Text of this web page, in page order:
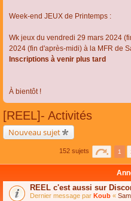
Week-end JEUX de Printemps :
Wk jeux du vendredi 29 mars 2024
2024 (fin d'après-midi) à la MFR de
Inscriptions à venir plus tard
À bientôt !
[REEL]- Activités
Nouveau sujet
152 sujets 1
REEL c'est aussi sur
Dernier message par Koub «